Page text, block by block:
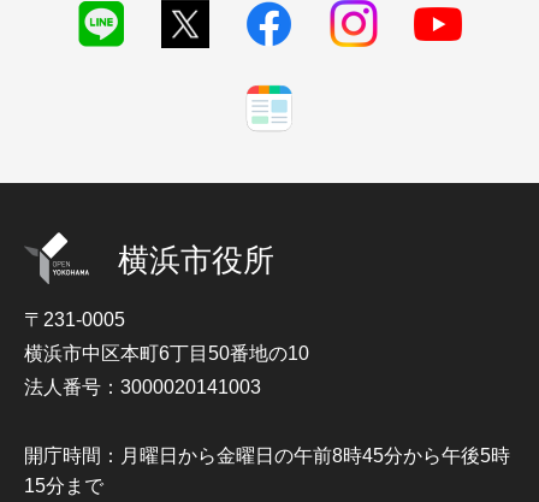
横浜市役所
〒231-0005
横浜市中区本町6丁目50番地の10
法人番号：3000020141003
開庁時間：月曜日から金曜日の午前8時45分から午後5時
15分まで